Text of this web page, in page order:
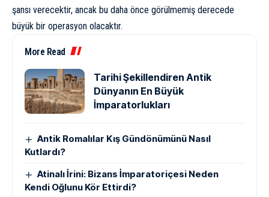
şansı verecektir, ancak bu daha önce görülmemiş derecede
büyük bir operasyon olacaktır.
More Read
Tarihi Şekillendiren Antik
Dünyanın En Büyük
İmparatorlukları
Antik Romalılar Kış Gündönümünü Nasıl
Kutlardı?
Atinalı İrini: Bizans İmparatoriçesi Neden
Kendi Oğlunu Kör Ettirdi?